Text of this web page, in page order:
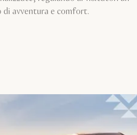
di avventura e comfort.